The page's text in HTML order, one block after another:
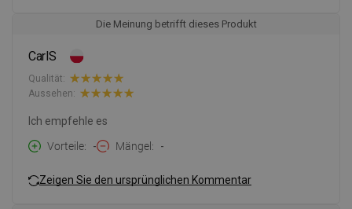
Die Meinung betrifft dieses Produkt
CarlS
Qualität:
Aussehen:
Ich empfehle es
Vorteile
- Mängel -
Zeigen Sie den ursprünglichen Kommentar